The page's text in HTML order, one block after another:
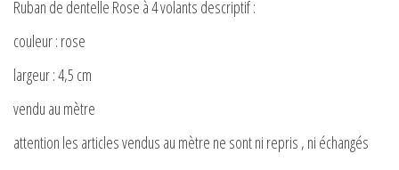
Ruban de dentelle Rose à 4 volants descriptif :
couleur : rose
largeur : 4,5 cm
vendu au mètre
attention les articles vendus au mètre ne sont ni repris , ni échangés